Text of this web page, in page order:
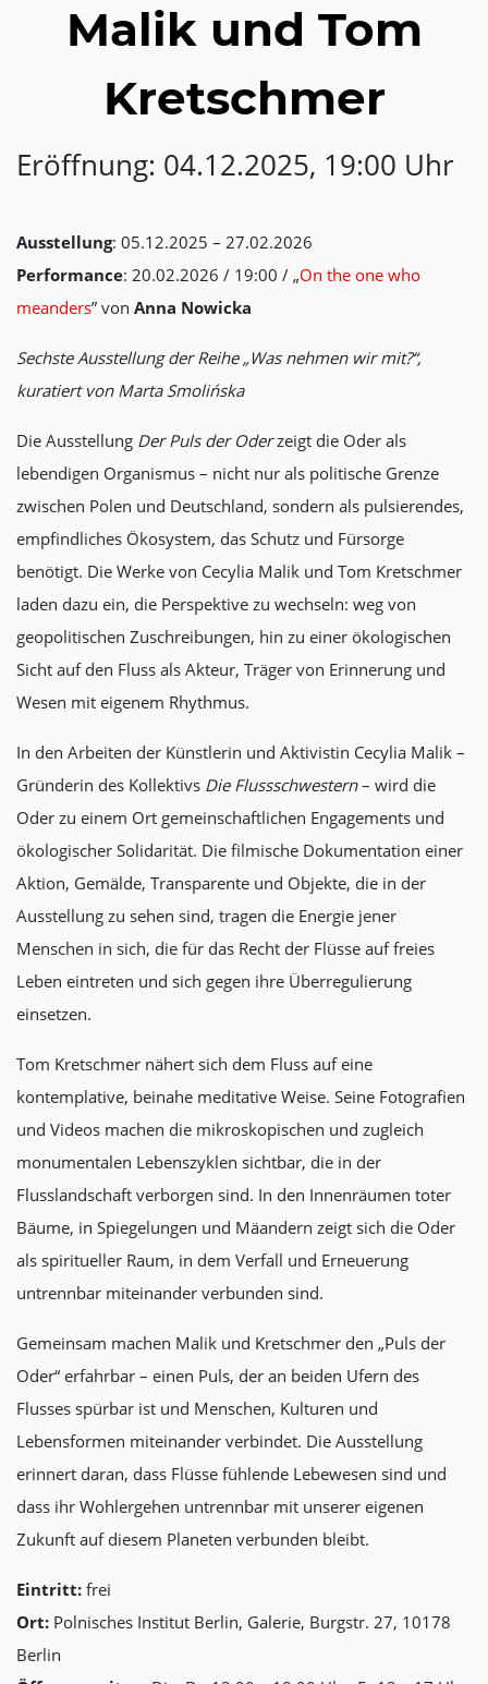
Malik und Tom
Kretschmer
Eröffnung: 04.12.2025, 19:00 Uhr
Ausstellung: 05.12.2025 – 27.02.2026
Performance: 20.02.2026 / 19:00 / „On the one who
meanders” von Anna Nowicka
Sechste Ausstellung der Reihe „Was nehmen wir mit?“,
kuratiert von Marta Smolińska
Die Ausstellung Der Puls der Oderzeigt die Oder als
lebendigen Organismus – nicht nur als politische Grenze
zwischen Polen und Deutschland, sondern als pulsierendes,
empfindliches Ökosystem, das Schutz und Fürsorge
benötigt. Die Werke von Cecylia Malik und Tom Kretschmer
laden dazu ein, die Perspektive zu wechseln: weg von
geopolitischen Zuschreibungen, hin zu einer ökologischen
Sicht auf den Fluss als Akteur, Träger von Erinnerung und
Wesen mit eigenem Rhythmus.
In den Arbeiten der Künstlerin und Aktivistin Cecylia Malik –
Gründerin des Kollektivs Die Flussschwestern– wird die
Oder zu einem Ort gemeinschaftlichen Engagements und
ökologischer Solidarität. Die filmische Dokumentation einer
Aktion, Gemälde, Transparente und Objekte, die in der
Ausstellung zu sehen sind, tragen die Energie jener
Menschen in sich, die für das Recht der Flüsse auf freies
Leben eintreten und sich gegen ihre Überregulierung
einsetzen.
Tom Kretschmer nähert sich dem Fluss auf eine
kontemplative, beinahe meditative Weise. Seine Fotografien
und Videos machen die mikroskopischen und zugleich
monumentalen Lebenszyklen sichtbar, die in der
Flusslandschaft verborgen sind. In den Innenräumen toter
Bäume, in Spiegelungen und Mäandern zeigt sich die Oder
als spiritueller Raum, in dem Verfall und Erneuerung
untrennbar miteinander verbunden sind.
Gemeinsam machen Malik und Kretschmer den „Puls der
Oder“ erfahrbar – einen Puls, der an beiden Ufern des
Flusses spürbar ist und Menschen, Kulturen und
Lebensformen miteinander verbindet. Die Ausstellung
erinnert daran, dass Flüsse fühlende Lebewesen sind und
dass ihr Wohlergehen untrennbar mit unserer eigenen
Zukunft auf diesem Planeten verbunden bleibt.
Eintritt: frei
Ort: Polnisches Institut Berlin, Galerie, Burgstr. 27, 10178
Berlin